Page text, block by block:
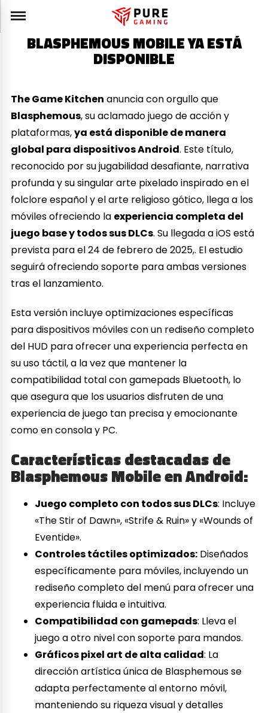
BLASPHEMOUS MOBILE YA ESTÁ
DISPONIBLE
The Game Kitchen anuncia con orgullo que
Blasphemous, su aclamado juego de acción y
plataformas,ya está disponible de manera
global para dispositivos Android. Este título,
reconocido por su jugabilidad desafiante, narrativa
profunda y su singular arte pixelado inspirado en el
folclore español y el arte religioso gótico, llega a los
móviles ofreciendo la experiencia completa del
juego base y todos sus DLCs. Su llegada a iOS está
prevista para el 24 de febrero de 2025,. El estudio
seguirá ofreciendo soporte para ambas versiones
tras el lanzamiento.
Esta versión incluye optimizaciones específicas
para dispositivos móviles con un rediseño completo
del HUD para ofrecer una experiencia perfecta en
su uso táctil, a la vez que mantener la
compatibilidad total con gamepads Bluetooth, lo
que asegura que los usuarios disfruten de una
experiencia de juego tan precisa y emocionante
como en consola y PC.
Características destacadas de
Blasphemous Mobile en Android:
Juego completo con todos sus DLCs: Incluye
«The Stir of Dawn», «Strife & Ruin» y «Wounds of
Eventide».
Controles táctiles optimizados: Diseñados
específicamente para móviles, incluyendo un
rediseño completo del menú para ofrecer una
experiencia fluida e intuitiva.
Compatibilidad con gamepads: Lleva el
juego a otro nivel con soporte para mandos.
Gráficos pixel art de alta calidad: La
dirección artística única de Blasphemous se
adapta perfectamente al entorno móvil,
manteniendo su riqueza visual y detalles